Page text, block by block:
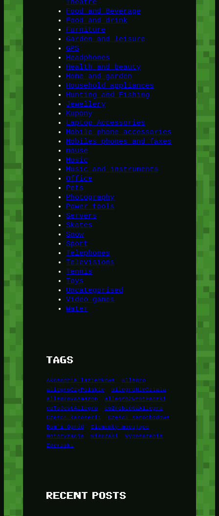
Theatre
Food and Beverage
Food and drink
Furniture
Garden and leisure
GPS
Headphones
Health and beauty
Home and garden
Household appliances
Hunting and Fishing
Jewellery
Kupony
Laptop Accessories
Mobile phone accessories
Mobiles phones and faxes
mouse
Music
Music and instruments
Office
Pets
Photography
Power tools
Servers
Skates
Snow
Sport
Telephones
Televisions
Tennis
Toys
Uncategorised
Video games
Water
TAGS
Akcesoria łazienkowe
Allegro
allegroCzyPolskie
allegroNieDziala
allegroVsAmazon
allegroZwrotPaczki
coToJestAllegro
coZrobićNaAllegro
Części karoserii
Części samochodowe
Dom i Ogród
Elementy mocujące
Motoryzacja
Wieszaki
Wyposażenie
Zderzaki
RECENT POSTS